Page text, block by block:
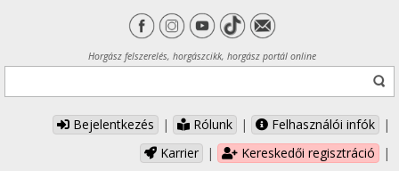
Horgász felszerelés, horgászcikk, horgász portál online
Bejelentkezés | Rólunk | Felhasználói infók
|
Karrier
| Kereskedői regisztráció
|